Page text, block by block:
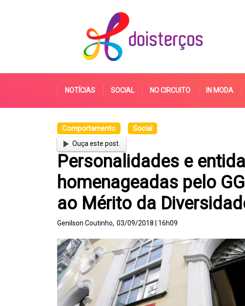
NOTÍCIAS SOCIAL NO CIRCUITO IN MODA
Comportamento Social
Ouça este post.
Personalidades e
homenageadas pelo
ao Mérito da
Genilson Coutinho, 03/09/2018 | 16h09